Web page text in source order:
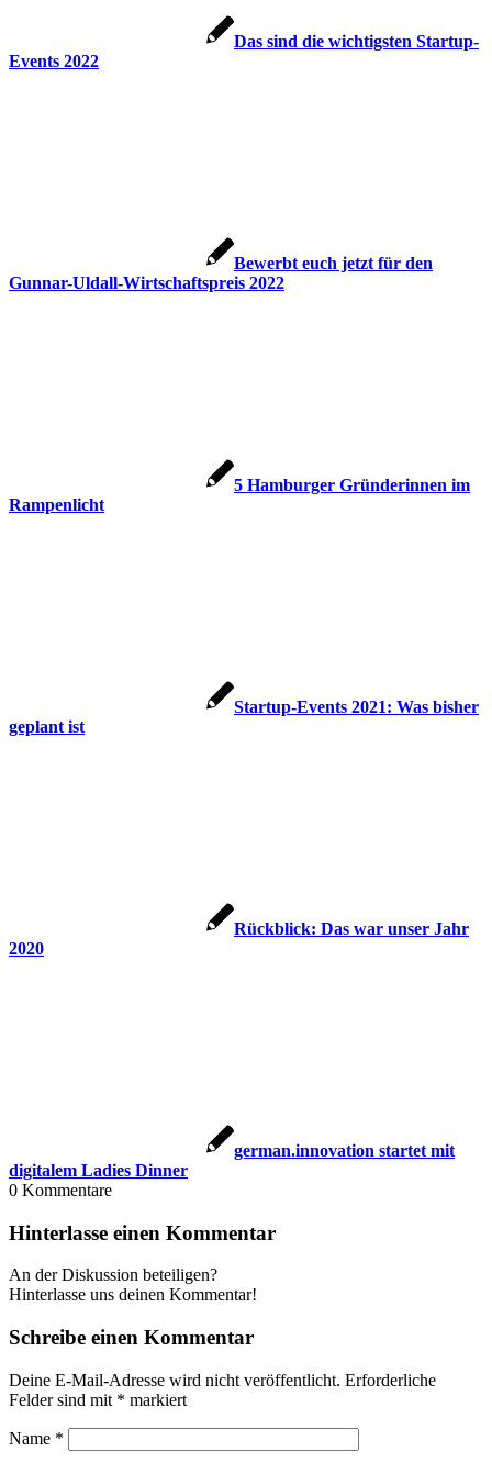
Das sind die wichtigsten Startup-
Events 2022
Bewerbt euch jetzt für den
Gunnar-Uldall-Wirtschaftspreis 2022
5 Hamburger Gründerinnen im
Rampenlicht
Startup-Events 2021: Was bisher
geplant ist
Rückblick: Das war unser Jahr
2020
german.innovation startet mit
digitalem Ladies Dinner
0 Kommentare
Hinterlasse einen Kommentar
An der Diskussion beteiligen?
Hinterlasse uns deinen Kommentar!
Schreibe einen Kommentar
Deine E-Mail-Adresse wird nicht veröffentlicht. Erforderliche
Felder sind mit * markiert
Name *